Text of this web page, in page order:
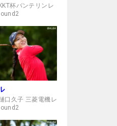
杯バンテリンレ
口久子 三菱電機レ